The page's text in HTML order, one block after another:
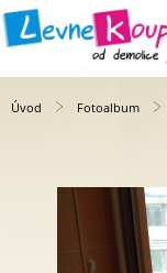
Úvod Fotoalbum